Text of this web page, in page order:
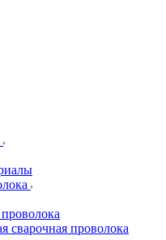
сварочная проволока